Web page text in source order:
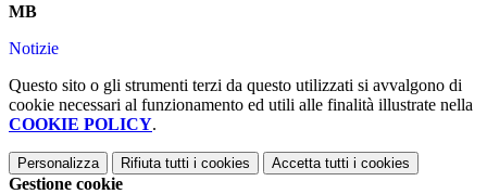
MB
Notizie
Questo sito o gli strumenti terzi da questo utilizzati si avvalgono di
cookie necessari al funzionamento ed utili alle finalità illustrate nella
COOKIE POLICY.
Personalizza Rifiuta tutti i cookies Accetta tutti i cookies
Gestione cookie